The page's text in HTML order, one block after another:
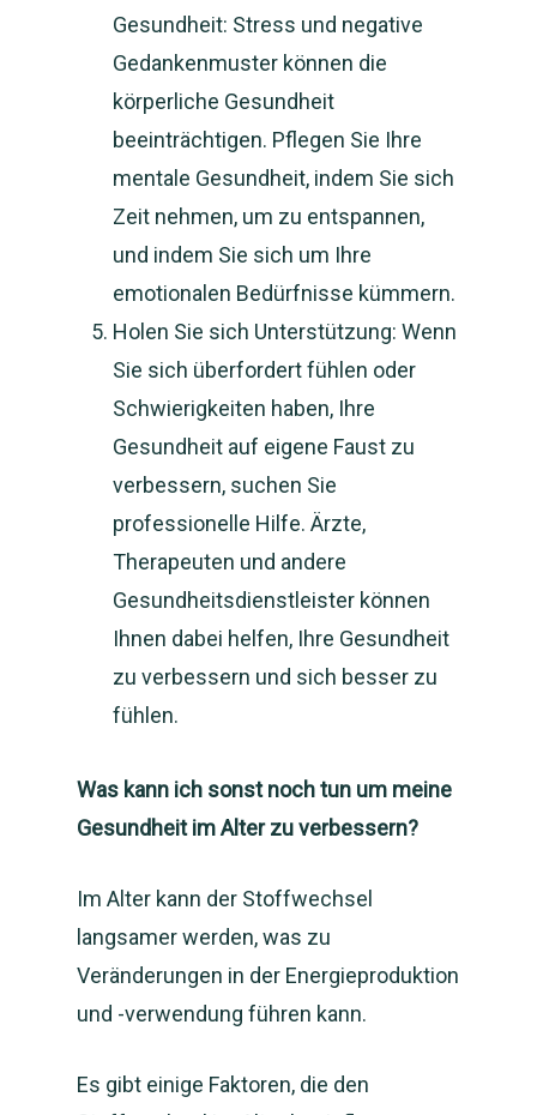
Gesundheit: Stress und negative
Gedankenmuster können die
körperliche Gesundheit
beeinträchtigen. Pflegen Sie Ihre
mentale Gesundheit, indem Sie sich
Zeit nehmen, um zu entspannen,
und indem Sie sich um Ihre
emotionalen Bedürfnisse kümmern.
Holen Sie sich Unterstützung: Wenn
Sie sich überfordert fühlen oder
Schwierigkeiten haben, Ihre
Gesundheit auf eigene Faust zu
verbessern, suchen Sie
professionelle Hilfe. Ärzte,
Therapeuten und andere
Gesundheitsdienstleister können
Ihnen dabei helfen, Ihre Gesundheit
zu verbessern und sich besser zu
fühlen.
Was kann ich sonst noch tun um meine
Gesundheit im Alter zu verbessern?
Im Alter kann der Stoffwechsel
langsamer werden, was zu
Veränderungen in der Energieproduktion
und -verwendung führen kann.
Es gibt einige Faktoren, die den